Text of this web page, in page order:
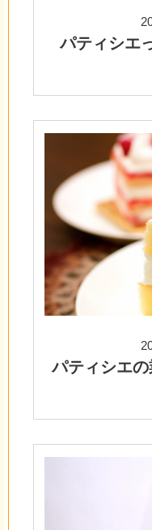
パティシエ
パティシエ